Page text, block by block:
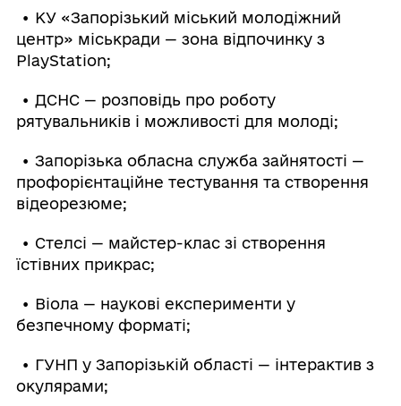
• КУ «Запорізький міський молодіжний
центр» міськради — зона відпочинку з
PlayStation;
• ДСНС — розповідь про роботу
рятувальників і можливості для молоді;
• Запорізька обласна служба зайнятості —
профорієнтаційне тестування та створення
відеорезюме;
• Стелсі — майстер-клас зі створення
їстівних прикрас;
• Віола — наукові експерименти у
безпечному форматі;
• ГУНП у Запорізькій області — інтерактив з
окулярами;